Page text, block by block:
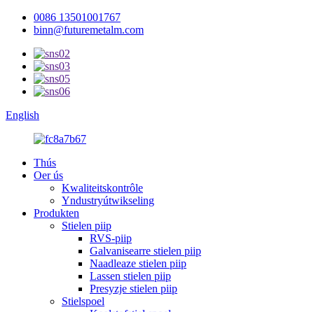
0086 13501001767
binn@futuremetalm.com
English
Thús
Oer ús
Kwaliteitskontrôle
Yndustryútwikseling
Produkten
Stielen piip
RVS-piip
Galvanisearre stielen piip
Naadleaze stielen piip
Lassen stielen piip
Presyzje stielen piip
Stielspoel